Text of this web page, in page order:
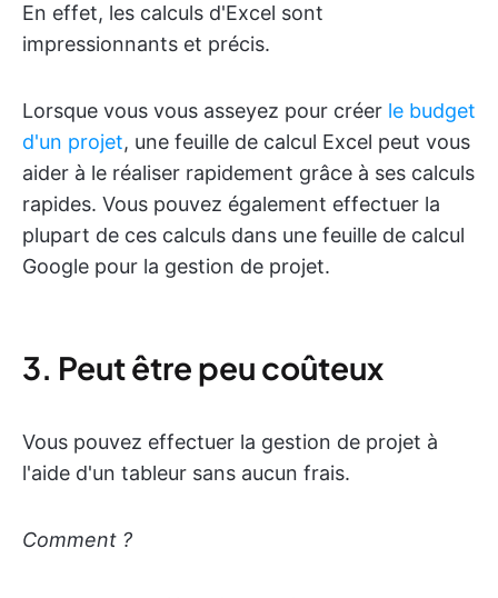
En effet, les calculs d'Excel sont
impressionnants et précis.
Lorsque vous vous asseyez pour créer le budget
d'un projet, une feuille de calcul Excel peut vous
aider à le réaliser rapidement grâce à ses calculs
rapides. Vous pouvez également effectuer la
plupart de ces calculs dans une feuille de calcul
Google pour la gestion de projet.
3. Peut être peu coûteux
Vous pouvez effectuer la gestion de projet à
l'aide d'un tableur sans aucun frais.
Comment ?